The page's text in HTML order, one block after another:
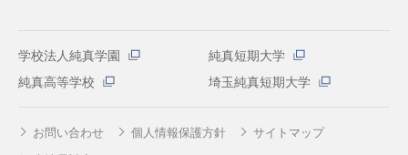
学校法人純真学園
純真短期大学
純真高等学校
埼玉純真短期大学
お問い合わせ 個人情報保護方針
サイトマップ